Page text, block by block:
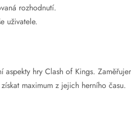
rozhodnutí.
uživatele.
hry Clash of Kings.
maximum z jejich herního času.